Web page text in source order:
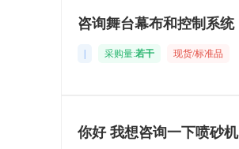
咨询舞台幕布和控制系统
采购量:若干 现货/标准品
你好 我想咨询一下喷砂机